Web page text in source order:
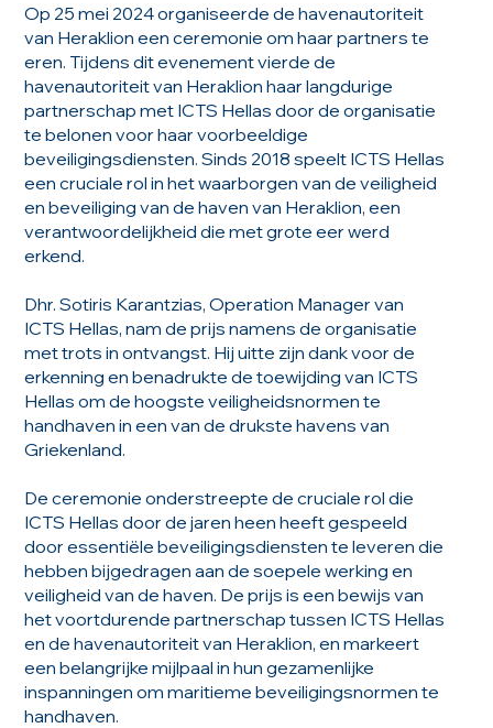
Op 25 mei 2024 organiseerde de havenautoriteit
van Heraklion een ceremonie om haar partners te
eren. Tijdens dit evenement vierde de
havenautoriteit van Heraklion haar langdurige
partnerschap met ICTS Hellas door de organisatie
te belonen voor haar voorbeeldige
beveiligingsdiensten. Sinds 2018 speelt ICTS Hellas
een cruciale rol in het waarborgen van de veiligheid
en beveiliging van de haven van Heraklion, een
verantwoordelijkheid die met grote eer werd
erkend.
Dhr. Sotiris Karantzias, Operation Manager van
ICTS Hellas, nam de prijs namens de organisatie
met trots in ontvangst. Hij uitte zijn dank voor de
erkenning en benadrukte de toewijding van ICTS
Hellas om de hoogste veiligheidsnormen te
handhaven in een van de drukste havens van
Griekenland.
De ceremonie onderstreepte de cruciale rol die
ICTS Hellas door de jaren heen heeft gespeeld
door essentiële beveiligingsdiensten te leveren die
hebben bijgedragen aan de soepele werking en
veiligheid van de haven. De prijs is een bewijs van
het voortdurende partnerschap tussen ICTS Hellas
en de havenautoriteit van Heraklion, en markeert
een belangrijke mijlpaal in hun gezamenlijke
inspanningen om maritieme beveiligingsnormen te
handhaven.